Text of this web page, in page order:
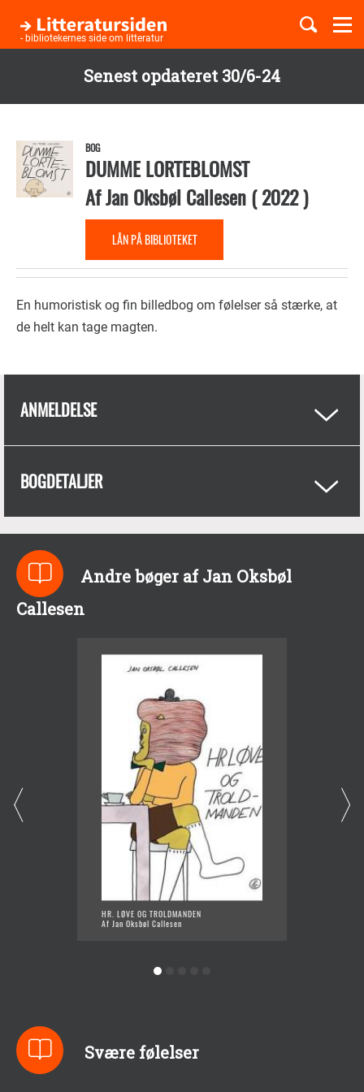
Senest opdateret 30/6-24
hovedindhold
- bibliotekernes side om litteratur
Børnebøger
Temaer
BOG
DUMME LORTEBLOMST
AfJan Oksbøl Callesen(2022)
LÅN PÅ BIBLIOTEKET
En humoristisk og fin billedbog om følelser så stærke, at
de helt kan tage magten.
ANMELDELSE
BOGDETALJER
Andre bøger af Jan Oksbøl
Callesen
HR. LØVE OG TROLDMANDEN
Af Jan Oksbøl Callesen
Svære følelser